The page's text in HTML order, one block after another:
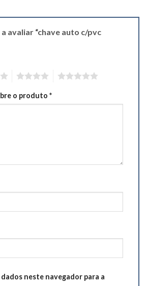
avaliar “chave auto c/pvc
o produto *
neste navegador para a